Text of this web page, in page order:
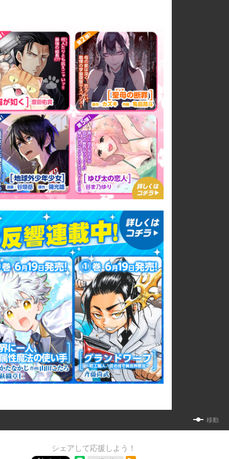
移動
シェアして応援しよう！